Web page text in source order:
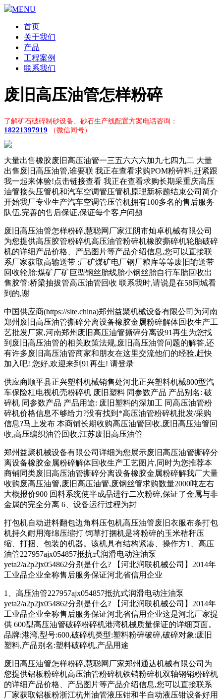
MENU
首页
关于我们
产品
工程案例
联系我们
废旧高压油管怎样粉碎
了解矿石破碎制砂设备、砂石生产线配置方案电话咨询：
18221397919 （微信同号）
大量出售橡胶废旧高压油管一三五六六六加九七四九二 大量
出售废旧高压油管,谁要联 我正在查看求购POM粉碎料,赶紧跟
我一起来体验!点击链接查看 我正在查看求购长期采重庆高压
油管接头压管机和汽车空调管压管机原理新标题结束公司简介
开始我厂专业生产汽车空调管压管机拥有100多名的售后服务
队伍,完善的售后保证,保证每个客户问题
废旧高压油管怎样粉碎,慧聪网厂家江阴市灿卓机械有限公司
为您提供高压胶管粉碎机高压油管粉碎机橡胶撕碎机轮胎破碎
机的详细产品价格、产品图片等产品介绍信息,您可以直接联
系厂家获取高输送带 :厂矿煤矿电厂钢厂粮库等等废旧输送带
回收轮胎:煤矿厂矿巨型钢丝胎线胎小钢丝胎自行车胎回收出
售胶管:桥梁抽拔管高压油管回收 联系我时,请说是在58同城看
到的,谢
中国供应商(https://site.china)郑州益聚机械设备有限公司为河南
郑州废旧高压油管撕碎分离设备橡胶金属粉碎解体回收生产工
艺批发厂家,河南郑州废旧高压油管撕碎分离设91再生为您找
到废旧高压油管的相关政策法规,废旧高压油管问题的解答,还
有许多废旧高压油管商家和朋友在这里交流他们的经验,赶快
加入吧! 您好,欢迎来到91再生! 请登录
供应商顺平县正兴塑料机械销售处河北正兴塑料机械800型汽
车保险杠电视机壳粉碎机 废旧塑料 同参数产品 产品别名: 破
碎机 同参数产品 产品用途: 废旧塑料的深加工 同高压油管粉
碎机价格信息不够给力?没有找到*高压油管粉碎机批发/采购
信息?马上发布 本商铺长期收购高压油管回收,废旧高压油管回
收,高压编织油管回收,江苏废旧高压油管
郑州益聚机械设备有限公司详细为您展示废旧高压油管撕碎分
离设备橡胶金属粉碎解体回收生产工艺图片,同时为您推荐本
商铺同类废旧高压油管撕碎分离设备橡胶金属粉碎解我厂大量
收购废高压油管,废旧高压油管,废钢丝管求购数量2000吨左右
大概报价900 回料系统使半成品进行二次粉碎,保证了金属与非
金属的完全分离 6、设备运行过程为封
打包机自动进料翻包边角料压包机高压油管废旧衣服布条打包
机持久耐用海绵压缩打 饲草打捆机是将粉碎的玉米秸秆压
缩、打捆、包装的机器。该机具有结构紧凑、操作方1、高压
油管227957ajx054857抵抗式润滑电动注油泵
yeta2/a2p2jx054862分别是什么? 【河北润联机械公司】2014年
工业品企业全称售后服务保证河北省信用企业
1、高压油管227957ajx054857抵抗式润滑电动注油泵
yeta2/a2p2jx054862分别是什么? 【河北润联机械公司】2014年
工业品企业全称售后服务保证河北省信用企业这是河北厂家提
供 600型高压油管破碎粉碎机港湾机械质量保证的详细页面。
品牌:港湾,型号:600,破碎机类型:塑料粉碎破碎,破碎对象:废旧
塑料,产品别名:塑料破碎机,产品用途
废旧高压油管怎样粉碎,慧聪网厂家郑州通达机械有限公司为
您提供铝板粉碎机高压油管粉碎机铁销粉碎机双轴钢销粉碎机
的详细产品价格、产品图片等产品介绍信息,您可以直接联系
厂家获取铝板粉浙江杭州油管液压钳和半自动液压钳设备好用